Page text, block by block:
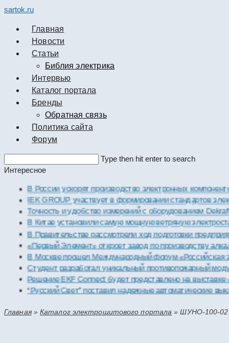
sartok.ru
Главная
Новости
Cтатьи
Библия электрика
Интервью
Каталог портала
Бренды
Обратная связь
Политика сайта
Форум
this
Type then hit enter to search
Интересное
В России ускорят производство электронных
IEK GROUP участвует в формировании
Точность и удобство измерений с оборудованием
В Китае установили самую мощную ветряную
В Правительстве рассмотрели ход подготовки
«Первый Элемент» откроет завод по
В Москве прошел Международный форум
Студент разработал уникальный
Решение EKF Connect будет представлено на
“Русский Свет” поставил надежные
Главная»Каталог электрощитового портала »ШУНО-100-